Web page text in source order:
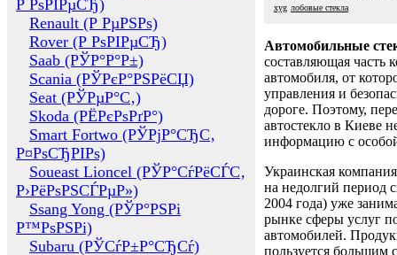
Р РѕРІРµСЂ)
Renault (Р РµРЅРѕ)
Rover (Р РѕРІРµСЂ)
Saab (РЎР°Р°Р±)
Scania (РЎРєР°РЅРёСЏ)
Seat (РЎРµР°С‚)
Skoda (РЁРєРѕРґР°)
Smart Fortwo (РЎРјР°СЂС‚
Р¤РѕСЂРІРѕ)
Soueast Lioncel (РЎР°СѓРёСЃС‚
Р›РёРѕРЅСЃРµР»)
Ssang Yong (РЎР°РЅРі
Р™РѕРЅРі)
Subaru (РЎСѓР±Р°СЂСѓ)
xyg лобовые стекла
Автомобильные
составляющая часть
автомобиля, от
управления и
дороге. Поэтому,
автостекло в Киеве
информацию с
Украинская
на недолгий период
2004 года) уже
рынке сферы услуг
автомобилей.
пользуется большим